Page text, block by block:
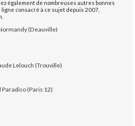
également de nombreuses autres bonnes
consacré à ce sujet depuis 2007,
(Deauville)
Lelouch (Trouville)
(Paris 12)